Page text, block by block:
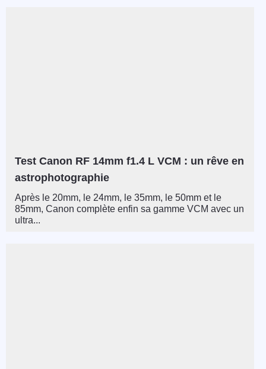
Test Canon RF 14mm f1.4 L VCM : un rêve en
astrophotographie
Après le 20mm, le 24mm, le 35mm, le 50mm et le
85mm, Canon complète enfin sa gamme VCM avec un
ultra...